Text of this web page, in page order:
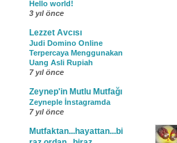
Hello world!
3 yıl önce
Lezzet Avcısı
Judi Domino Online
Terpercaya Menggunakan
Uang Asli Rupiah
7 yıl önce
Zeynep'in Mutlu Mutfağı
Zeyneple İnstagramda
7 yıl önce
Mutfaktan...hayattan...bi